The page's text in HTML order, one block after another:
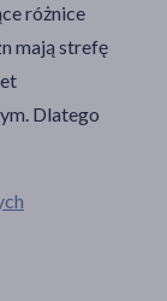
różnice
mają strefę
Dlatego